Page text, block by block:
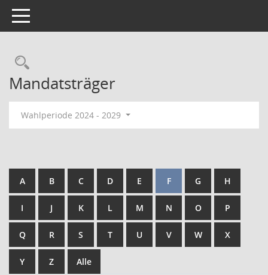
Toggle navigation
Mandatsträger
Wahlperiode 2024 - 2029
A B C D E F G H
I J K L M N O P
Q R S T U V W X
Y Z Alle